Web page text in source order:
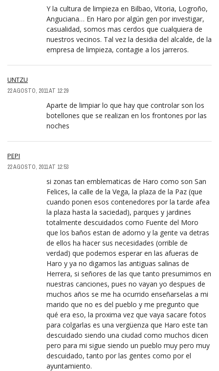
Y la cultura de limpieza en Bilbao, Vitoria, Logroño,
Anguciana… En Haro por algún gen por investigar,
casualidad, somos mas cerdos que cualquiera de
nuestros vecinos. Tal vez la desidia del alcalde, de la
empresa de limpieza, contagie a los jarreros.
UNTZU
22 AGOSTO, 2011 AT 12:29
Aparte de limpiar lo que hay que controlar son los
botellones que se realizan en los frontones por las
noches
PEPI
22 AGOSTO, 2011 AT 12:53
si zonas tan emblematicas de Haro como son San
Felices, la calle de la Vega, la plaza de la Paz (que
cuando ponen esos contenedores por la tarde afea
la plaza hasta la saciedad), parques y jardines
totalmente descuidados como Fuente del Moro
que los baños estan de adorno y la gente va detras
de ellos ha hacer sus necesidades (orrible de
verdad) que podemos esperar en las afueras de
Haro y ya no digamos las antiguas salinas de
Herrera, si señores de las que tanto presumimos en
nuestras canciones, pues no vayan yo despues de
muchos años se me ha ocurrido enseñarselas a mi
marido que no es del pueblo y me pregunto que
qué era eso, la proxima vez que vaya sacare fotos
para colgarlas es una vergüenza que Haro este tan
descuidado siendo una ciudad como muchos dicen
pero para mi sigue siendo un pueblo muy pero muy
descuidado, tanto por las gentes como por el
ayuntamiento.